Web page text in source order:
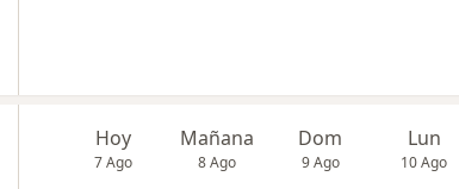
Hoy
7 Ago
Mañana
8 Ago
Dom
9 Ago
Lun
10 Ago